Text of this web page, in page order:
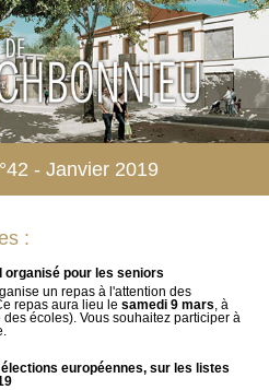
- Janvier 2019
:
organisé pour les seniors
un repas à l'attention des
repas aura lieu le samedi 9 mars , à
écoles). Vous souhaitez participer à
européennes, sur les listes